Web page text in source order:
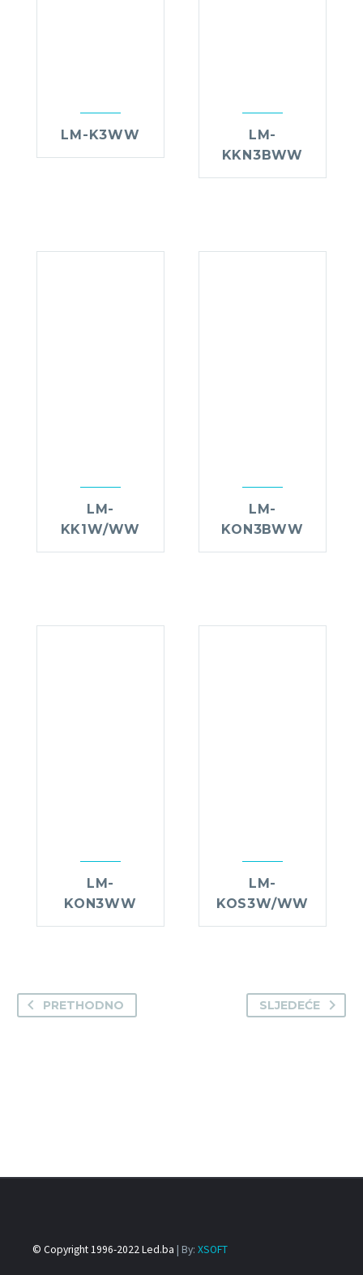
LM-K3WW
LM-
KKN3BWW
LM-
KK1W/WW
LM-
KON3BWW
LM-
KON3WW
LM-
KOS3W/WW
PRETHODNO SLJEDEĆE
© Copyright 1996-2022 Led.ba | By: XSOFT